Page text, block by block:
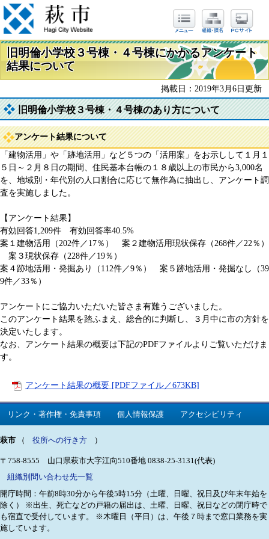
旧明倫小学校３号棟・４号棟にかかるアンケート
結果について
掲載日：2019年3月6日更新
旧明倫小学校３号棟・４号棟のあり方について
アンケート結果について
「建物活用」や「跡地活用」など５つの「活用案」をお示しして１月１
５日～２月８日の期間、住民基本台帳の１８歳以上の市民から3,000名
を、地域別・年代別の人口割合に応じて無作為に抽出し、アンケート調
査を実施しました。
【アンケート結果】
有効回答1,209件 有効回答率40.5%
案１建物活用（202件／17％） 案２建物活用現状保存（268件／22％）
案３現状保存（228件／19％）
案４跡地活用・発掘あり（112件／9％） 案５跡地活用・発掘なし（39
9件／33％）
アンケートにご協力いただいた皆さま有難うございました。
このアンケート結果を踏ふまえ、総合的に判断し、３月中に市の方針を
決定いたします。
なお、アンケート結果の概要は下記のPDFファイルよりご覧いただけま
す。
アンケート結果の概要 [PDFファイル／673KB]
リンク・著作権・免責事項 個人情報保護 アクセシビリティ
萩市 （ 役所への行き方 ）
〒758-8555 山口県萩市大字江向510番地 0838-25-3131(代表)
組織別問い合わせ先一覧
開庁時間：午前8時30分から午後5時15分（土曜、日曜、祝日及び年末年始を
除く）
※出生、死亡などの戸籍の届出は、土曜、日曜、祝日などの閉庁時で
も宿直で受付しています。
※木曜日（平日）は、午後７時まで窓口業務を実
施しています。